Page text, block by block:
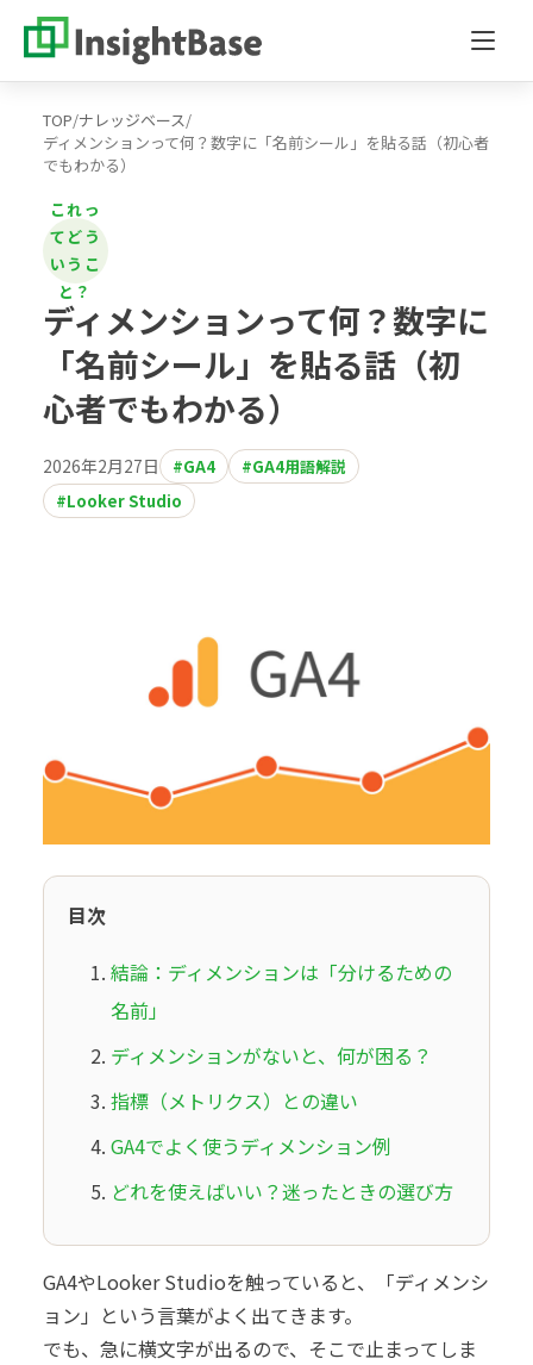
TOP/ナレッジベース/
ディメンションって何？数字に「名前シール」を貼る話（初心者
でもわかる）
これっ
てどう
いうこ
と？
ディメンションって何？数字に
「名前シール」を貼る話（初
心者でもわかる）
2026年2月27日 #GA4
#GA4用語解説
#Looker Studio
目次
結論：ディメンションは「分けるための
名前」
ディメンションがないと、何が困る？
指標（メトリクス）との違い
GA4でよく使うディメンション例
どれを使えばいい？迷ったときの選び方
GA4やLooker Studioを触っていると、「ディメンシ
ョン」という言葉がよく出てきます。
でも、急に横文字が出るので、そこで止まってしま